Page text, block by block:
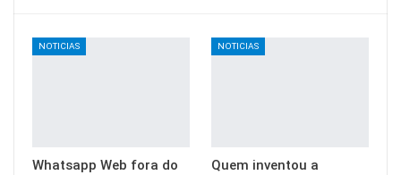
NOTICIAS
Whatsapp Web fora do
NOTICIAS
Quem inventou a